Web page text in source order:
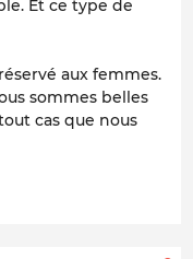
Et ce type de
aux femmes.
sommes belles
cas que nous